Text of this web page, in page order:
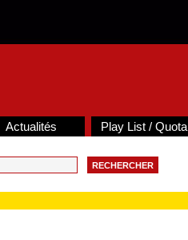
Actualités Play List / Quota